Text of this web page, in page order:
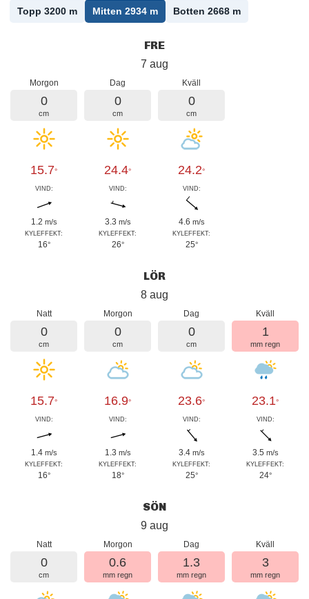
Topp 3200 m Mitten 2934 m Botten 2668 m
FRE
7 aug
Morgon
0
cm
15.7°
VIND:
1.2 m/s
KYLEFFEKT:
16°
Dag
0
cm
24.4°
VIND:
3.3 m/s
KYLEFFEKT:
26°
Kväll
0
cm
24.2°
VIND:
4.6 m/s
KYLEFFEKT:
25°
LÖR
8 aug
Natt
0
cm
15.7°
VIND:
1.4 m/s
KYLEFFEKT:
16°
Morgon
0
cm
16.9°
VIND:
1.3 m/s
KYLEFFEKT:
18°
Dag
0
cm
23.6°
VIND:
3.4 m/s
KYLEFFEKT:
25°
Kväll
1
mm regn
23.1°
VIND:
3.5 m/s
KYLEFFEKT:
24°
SÖN
9 aug
Natt
0
cm
Morgon
0.6
mm regn
Dag
1.3
mm regn
Kväll
3
mm regn